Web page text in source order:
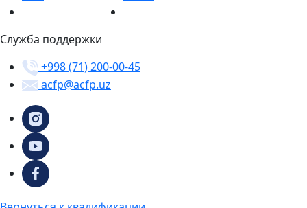
Служба поддержки
+998 (71) 200-00-45
acfp@acfp.uz